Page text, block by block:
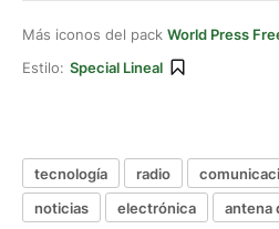
Más iconos del pack World Press
Estilo: Special Lineal
tecnología radio
noticias
electrónica antena